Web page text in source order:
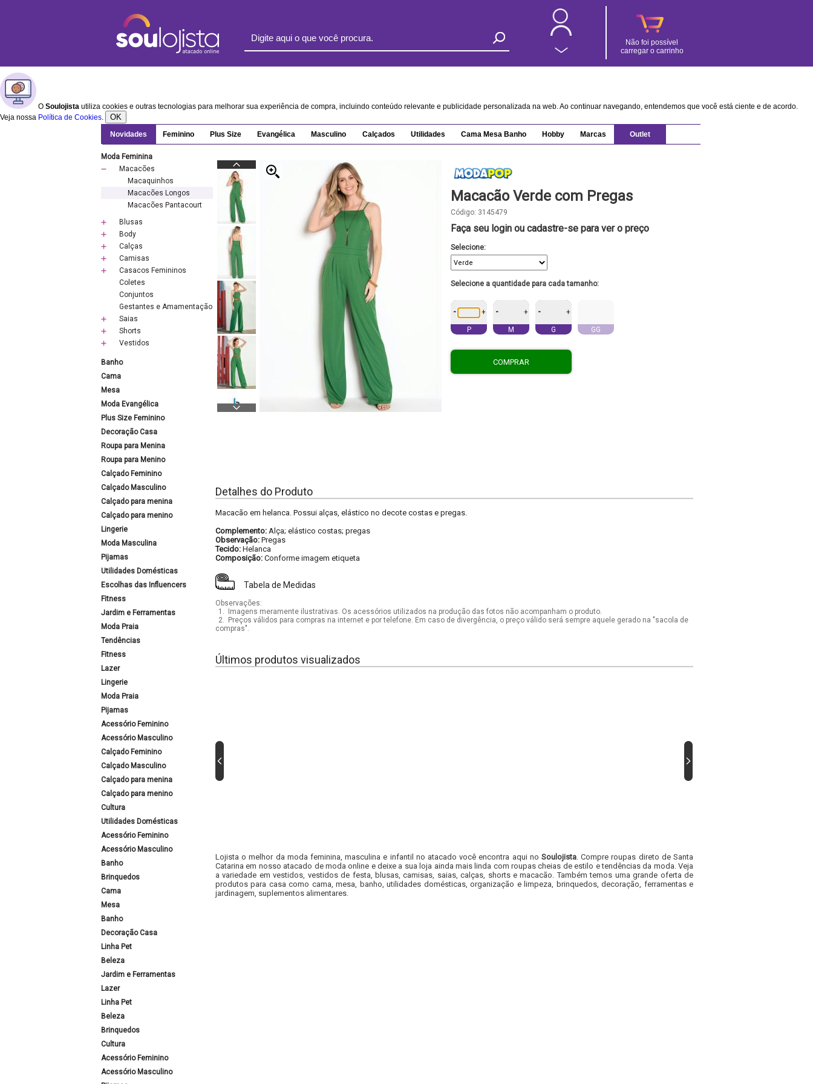
Não foi possível
carregar o carrinho
O Soulojista utiliza cookies e outras tecnologias para melhorar sua experiência de compra, incluindo conteúdo relevante e publicidade personalizada na web. Ao continuar navegando, entendemos que você está ciente e de acordo.
Veja nossa Política de Cookies. OK
Novidades Feminino Plus Size Evangélica Masculino Calçados Utilidades Cama Mesa Banho Hobby Marcas Outlet
Moda Feminina
Macacões
Macaquinhos
Macacões Longos
Macacões Pantacourt
Blusas
Body
Calças
Camisas
Casacos Femininos
Coletes
Conjuntos
Gestantes e Amamentação
Saias
Shorts
Vestidos
Banho
Cama
Mesa
Moda Evangélica
Plus Size Feminino
Decoração Casa
Roupa para Menina
Roupa para Menino
Calçado Feminino
Calçado Masculino
Calçado para menina
Calçado para menino
Lingerie
Moda Masculina
Pijamas
Utilidades Domésticas
Escolhas das Influencers
Fitness
Jardim e Ferramentas
Moda Praia
Tendências
Fitness
Lazer
Lingerie
Moda Praia
Pijamas
Acessório Feminino
Acessório Masculino
Calçado Feminino
Calçado Masculino
Calçado para menina
Calçado para menino
Cultura
Utilidades Domésticas
Acessório Feminino
Acessório Masculino
Banho
Brinquedos
Cama
Mesa
Banho
Decoração Casa
Linha Pet
Beleza
Jardim e Ferramentas
Lazer
Linha Pet
Beleza
Brinquedos
Cultura
Acessório Feminino
Acessório Masculino
Macacão Verde com Pregas
Código: 3145479
Faça seu login ou cadastre-se para ver o preço
Selecione:
Selecione a quantidade para cada tamanho:
- +
P
- +
M
- +
G GG
COMPRAR
Detalhes do Produto
Macacão em helanca. Possui alças, elástico no decote costas e pregas.
Complemento: Alça; elástico costas; pregas
Observação: Pregas
Tecido: Helanca
Composição: Conforme imagem etiqueta
Tabela de Medidas
Observações:
1.
Imagens meramente ilustrativas. Os acessórios utilizados na produção das fotos não acompanham o produto.
2.
Preços válidos para compras na internet e por telefone. Em caso de divergência, o preço válido será sempre aquele gerado na "sacola de
compras".
Últimos produtos visualizados
Lojista o melhor da moda feminina, masculina e infantil no atacado você encontra aqui no Soulojista. Compre roupas direto de Santa
Catarina em nosso atacado de moda online e deixe a sua loja ainda mais linda com roupas cheias de estilo e tendências da moda. Veja
a variedade em vestidos, vestidos de festa, blusas, camisas, saias, calças, shorts e macacão. Também temos uma grande oferta de
produtos para casa como cama, mesa, banho, utilidades domésticas, organização e limpeza, brinquedos, decoração, ferramentas e
jardinagem, suplementos alimentares.